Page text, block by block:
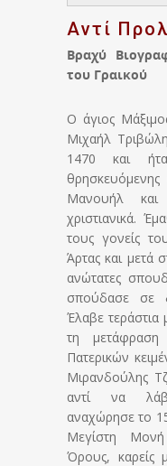
Αντί
Βραχύ
του Γραικού
Ο άγιος
Μιχαήλ
1470 και
θρησκευόμενης
Μανουήλ και
χριστιανικά.
τους γονείς
Άρτας και μετά
ανώτατες
σπούδασε σε
Έλαβε
τη
Πατερικών
Μιρανδούλης
αντί να
αναχώρησε το
Μεγίστη
Όρους, καρείς